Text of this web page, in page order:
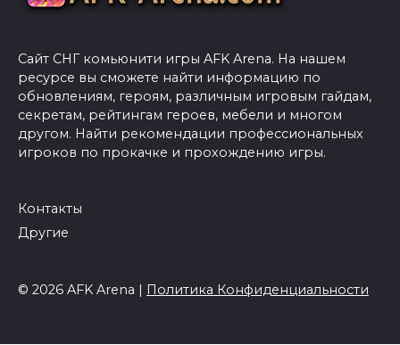
Сайт СНГ комьюнити игры AFK Arena. На нашем
ресурсе вы сможете найти информацию по
обновлениям, героям, различным игровым гайдам,
секретам, рейтингам героев, мебели и многом
другом. Найти рекомендации профессиональных
игроков по прокачке и прохождению игры.
Контакты
Другие
© 2026 AFK Arena | Политика Конфиденциальности